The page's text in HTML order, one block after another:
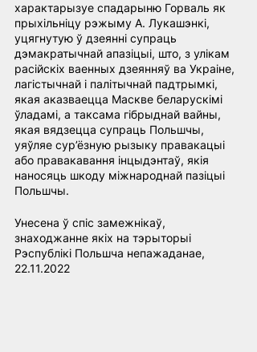
характарызуе спадарыню Горваль як
прыхільніцу рэжыму А. Лукашэнкі,
уцягнутую ў дзеянні супраць
дэмакратычнай апазіцыі, што, з улікам
расійскіх ваенных дзеянняў ва Украіне,
лагістычнай і палітычнай падтрымкі,
якая аказваецца Маскве беларускімі
ўладамі, а таксама гібрыднай вайны,
якая вядзецца супраць Польшчы,
уяўляе сур’ёзную рызыку правакацыі
або правакавання інцыдэнтаў, якія
наносяць шкоду міжнароднай пазіцыі
Польшчы.
Унесена ў спіс замежнікаў,
знаходжанне якіх на тэрыторыі
Рэспублікі Польшча непажаданае,
22.11.2022